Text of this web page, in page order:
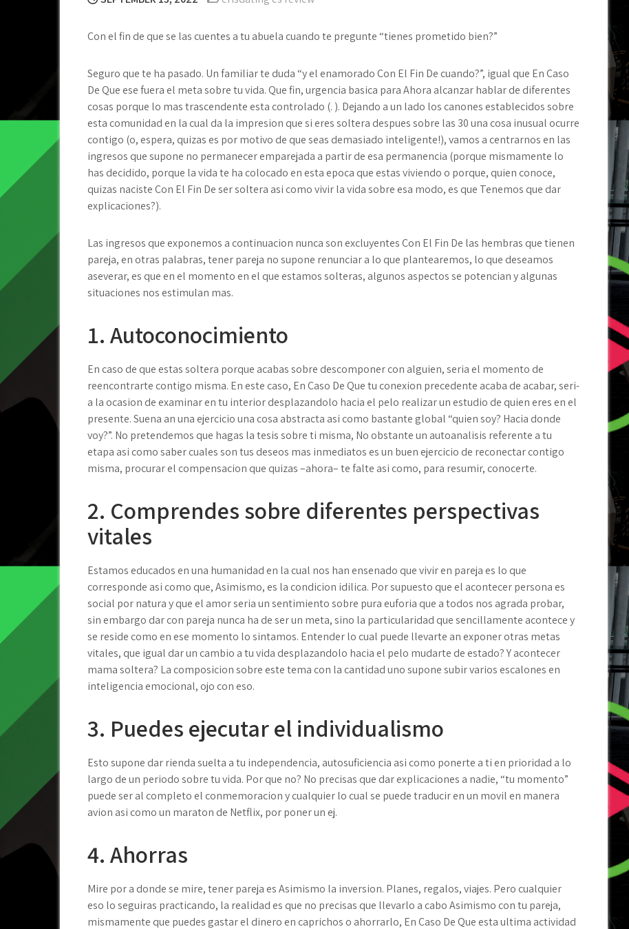
Con el fin de que se las cuentes a tu abuela cuando te pregunte “tienes prometido bien?”
Seguro que te ha pasado. Un familiar te duda “y el enamorado Con El Fin De cuando?”, igual que En Caso
De Que ese fuera el meta sobre tu vida. Que fin, urgencia basica para Ahora alcanzar hablar de diferentes
cosas porque lo mas trascendente esta controlado (. ). Dejando a un lado los canones establecidos sobre
esta comunidad en la cual da la impresion que si eres soltera despues sobre las 30 una cosa inusual ocurre
contigo (o, espera, quizas es por motivo de que seas demasiado inteligente!), vamos a centrarnos en las
ingresos que supone no permanecer emparejada a partir de esa permanencia (porque mismamente lo
has decidido, porque la vida te ha colocado en esta epoca que estas viviendo o porque, quien conoce,
quizas naciste Con El Fin De ser soltera asi­ como vivir la vida sobre esa modo, es que Tenemos que dar
explicaciones?).
Las ingresos que exponemos a continuacion nunca son excluyentes Con El Fin De las hembras que tienen
pareja, en otras palabras, tener pareja no supone renunciar a lo que plantearemos, lo que deseamos
aseverar, es que en el momento en el que estamos solteras, algunos aspectos se potencian y algunas
situaciones nos estimulan mas.
1. Autoconocimiento
En caso de que estas soltera porque acabas sobre descomponer con alguien, seri­a el momento de
reencontrarte contigo misma. En este caso, En Caso De Que tu conexion precedente acaba de acabar, seri­
a la ocasion de examinar en tu interior desplazandolo hacia el pelo realizar un estudio de quien eres en el
presente. Suena an una ejercicio una cosa abstracta asi­ como bastante global “quien soy? Hacia donde
voy?”. No pretendemos que hagas la tesis sobre ti misma, No obstante un autoanalisis referente a tu
etapa asi­ como saber cuales son tus deseos mas inmediatos es un buen ejercicio de reconectar contigo
misma, procurar el compensacion que quizas –ahora– te falte asi­ como, para resumir, conocerte.
2. Comprendes sobre diferentes perspectivas
vitales
Estamos educados en una humanidad en la cual nos han ensenado que vivir en pareja es lo que
corresponde asi­ como que, Asimismo, es la condicion idilica. Por supuesto que el acontecer persona es
social por natura y que el amor seri­a un sentimiento sobre pura euforia que a todos nos agrada probar,
sin embargo dar con pareja nunca ha de ser un meta, sino la particularidad que sencillamente acontece y
se reside como en ese momento lo sintamos. Entender lo cual puede llevarte an exponer otras metas
vitales, que igual dar un cambio a tu vida desplazandolo hacia el pelo mudarte de estado? Y acontecer
mama soltera? La composicion sobre este tema con la cantidad uno supone subir varios escalones en
inteligencia emocional, ojo con eso.
3. Puedes ejecutar el individualismo
Esto supone dar rienda suelta a tu independencia, autosuficiencia asi­ como ponerte a ti en prioridad a lo
largo de un periodo sobre tu vida. Por que no? No precisas que dar explicaciones a nadie, “tu momento”
puede ser al completo el conmemoracion y cualquier lo cual se puede traducir en un movil en manera
avion asi­ como un maraton de Netflix, por poner un ej.
4. Ahorras
Mire por a donde se mire, tener pareja es Asimismo la inversion. Planes, regalos, viajes. Pero cualquier
eso lo seguiras practicando, la realidad es que no precisas que llevarlo a cabo Asimismo con tu pareja,
mismamente que puedes gastar el dinero en caprichos o ahorrarlo, En Caso De Que esta ultima actividad